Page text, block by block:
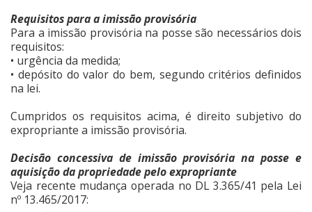
Requisitos para a imissão provisória
Para a imissão provisória na posse são necessários dois
requisitos:
• urgência da medida;
• depósito do valor do bem, segundo critérios definidos
na lei.
Cumpridos os requisitos acima, é direito subjetivo do
expropriante a imissão provisória.
Decisão concessiva de imissão provisória na posse e
aquisição da propriedade pelo expropriante
Veja recente mudança operada no DL 3.365/41 pela Lei
nº 13.465/2017: